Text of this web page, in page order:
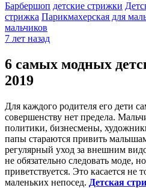
Барбершоп детские стрижки
стрижка Парикмахерская для
мальчиков
7 лет назад
6 самых модных
2019
Для каждого родителя его дети
совершенству нет предела.
политики, бизнесмены,
папы стараются привить
регулярный уход за внешним
не обязательно следовать моде,
приветствуется. Это касается не
маленьких непосед. Детская